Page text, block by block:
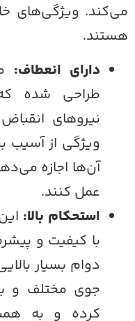
ویژگی‌های
دارای انعطاف:
طراحی شده که
نیروهای
ویژگی از آسیب
آن‌ها اجازه
عمل کنند.
استحکام بالا:این
با کیفیت و
دوام بسیار
جوی مختلف و
کرده و به